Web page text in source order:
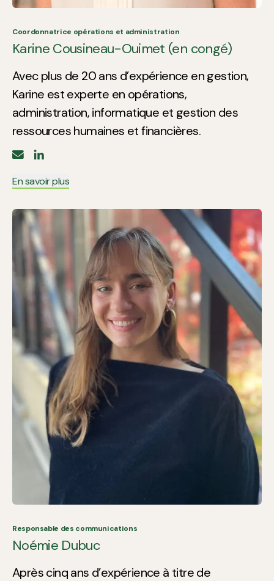
Coordonnatrice opérations et administration
Karine Cousineau-Ouimet (en congé)
Avec plus de 20 ans d’expérience en gestion,
Karine est experte en opérations,
administration, informatique et gestion des
ressources humaines et financières.
En savoir plus
Responsable des communications
Noémie Dubuc
Après cinq ans d’expérience à titre de